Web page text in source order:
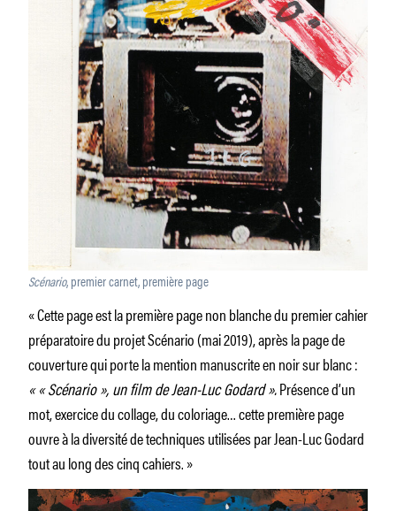
Scénario, premier carnet, première page
« Cette page est la première page non blanche du premier cahier
préparatoire du projet Scénario (mai 2019), après la page de
couverture qui porte la mention manuscrite en noir sur blanc :
« « Scénario », un film de Jean-Luc Godard ».Présence d’un
mot, exercice du collage, du coloriage… cette première page
ouvre à la diversité de techniques utilisées par Jean-Luc Godard
tout au long des cinq cahiers. »